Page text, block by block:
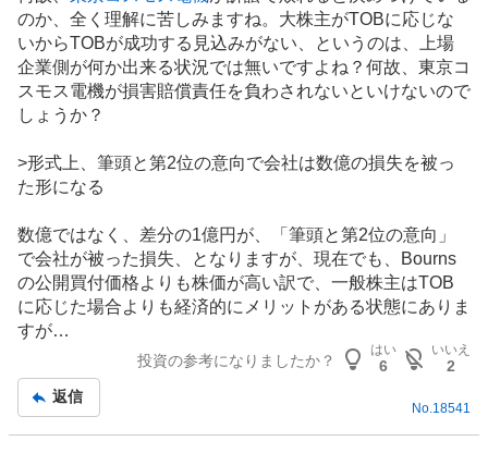
のか、全く理解に苦しみますね。大株主がTOBに応じな
いからTOBが成功する見込みがない、というのは、上場
企業側が何か出来る状況では無いですよね？何故、東京コ
スモス電機が損害賠償責任を負わされないといけないので
しょうか？
>形式上、筆頭と第2位の意向で会社は数億の損失を被っ
た形になる
数億ではなく、差分の1億円が、「筆頭と第2位の意向」
で会社が被った損失、となりますが、現在でも、Bourns
の公開買付価格よりも株価が高い訳で、一般株主はTOB
に応じた場合よりも経済的にメリットがある状態にありま
すが…
投資の参考になりましたか？
はい
6
いいえ
2
返信
No. 18541